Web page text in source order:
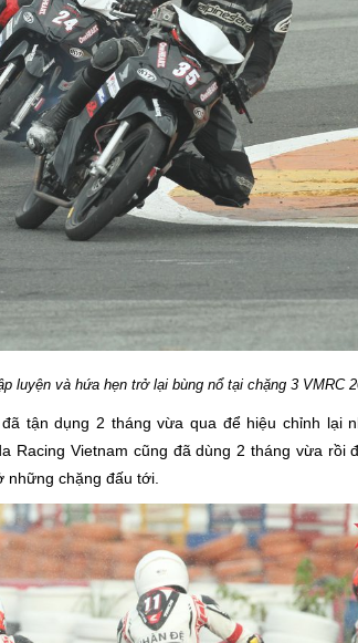
luyện và hứa hẹn trở lại bùng nổ tại chặng 3 VMRC
tận dụng 2 tháng vừa qua để hiệu chỉnh lại
Racing Vietnam cũng đã dùng 2 tháng vừa rồi
chặng đấu tới.